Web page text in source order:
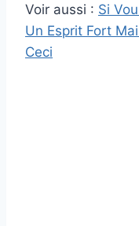
Voir aussi : Si
Un Esprit Fort
Ceci